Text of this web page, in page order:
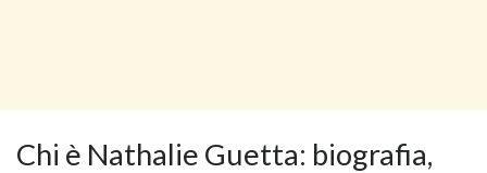
Chi è Nathalie Guetta: biografia,